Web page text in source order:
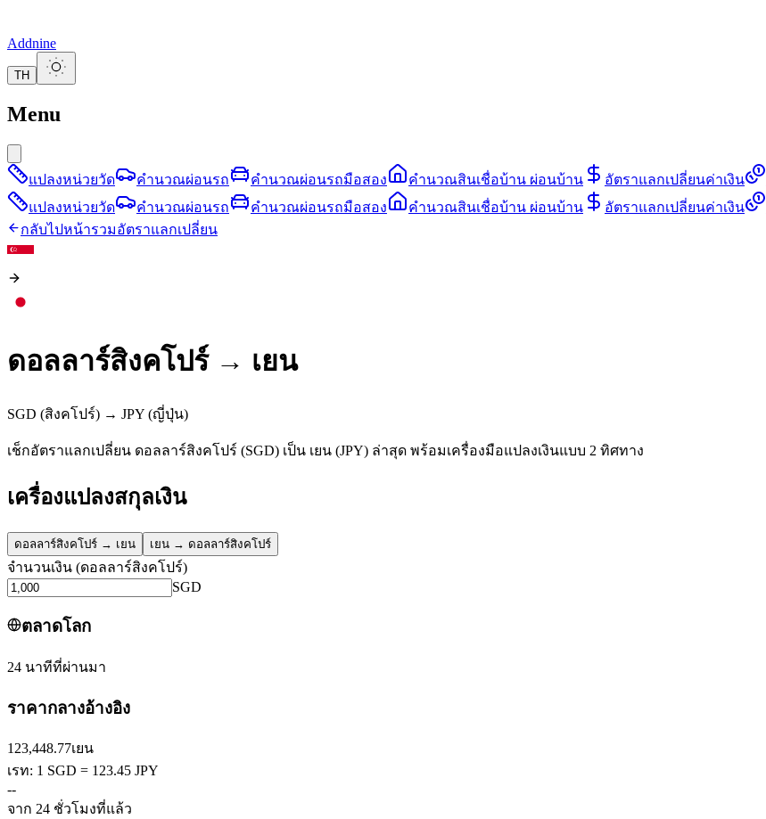
Addnine
TH
Menu
แปลงหน่วยวัด คำนวณผ่อนรถ คำนวณผ่อนรถมือสอง คำนวณสินเชื่อบ้าน ผ่อนบ้าน อัตราแลกเปลี่ยนค่าเงิน
แปลงหน่วยวัด
คำนวณผ่อนรถ คำนวณผ่อนรถมือสอง คำนวณสินเชื่อบ้าน ผ่อนบ้าน อัตราแลกเปลี่ยนค่าเงิน
กลับไปหน้ารวมอัตราแลกเปลี่ยน
ดอลลาร์สิงคโปร์→ เยน
SGD (สิงคโปร์) → JPY (ญี่ปุ่น)
เช็กอัตราแลกเปลี่ยน ดอลลาร์สิงคโปร์ (SGD) เป็น เยน (JPY) ล่าสุด พร้อมเครื่องมือแปลงเงินแบบ 2 ทิศทาง
เครื่องแปลงสกุลเงิน
ดอลลาร์สิงคโปร์ → เยน เยน → ดอลลาร์สิงคโปร์
จำนวนเงิน (ดอลลาร์สิงคโปร์)
SGD
ตลาดโลก
24 นาทีที่ผ่านมา
ราคากลางอ้างอิง
123,448.77เยน
เรท: 1 SGD = 123.45 JPY
--
จาก 24 ชั่วโมงที่แล้ว